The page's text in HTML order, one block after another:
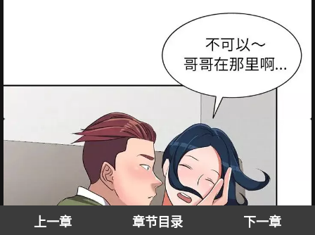
上一章 章节目录 下一章